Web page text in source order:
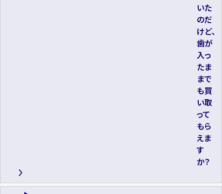
いた
のだ
けど、
歯が
入っ
たま
まで
も買
い取
って
もら
えま
す
か？